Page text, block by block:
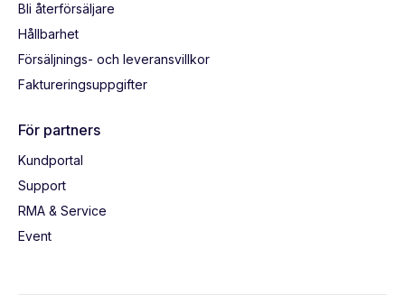
Bli återförsäljare
Hållbarhet
Försäljnings- och leveransvillkor
Faktureringsuppgifter
För partners
Kundportal
Support
RMA & Service
Event